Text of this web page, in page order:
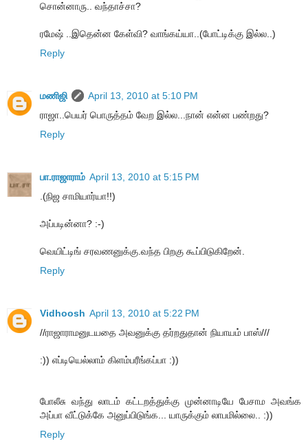
சொன்னாரு.. வந்தாச்சா?
ரமேஷ் ..இதென்ன கேள்வி? வாங்கய்யா..(போட்டிக்கு இல்ல..)
Reply
மணிஜி
April 13, 2010 at 5:10 PM
ராஜா..பெயர் பொருத்தம் வேற இல்ல...நான் என்ன பண்றது?
Reply
பா.ராஜாராம் April 13, 2010 at 5:15 PM
.(நிஜ சாமியார்யா!!)
அப்படின்னா? :-)
வெயிட்டிங் சரவணனுக்கு.வந்த பிறகு கூப்பிடுகிறேன்.
Reply
Vidhoosh April 13, 2010 at 5:22 PM
//ராஜாராமனுடயதை அவனுக்கு தர்றதுதான் நியாயம் பாஸ்///
:)) எப்டியெல்லாம் கிளம்பரீங்கப்பா :))
போலீசு வந்து லாடம் கட்டறத்துக்கு முன்னாடியே பேசாம அவங்க
அப்பா வீட்டுக்கே அனுப்பிடுங்க... யாருக்கும் லாபமில்லை.. :))
Reply